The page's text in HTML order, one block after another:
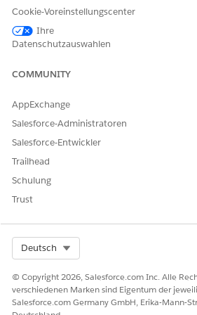
Informationen zu Finanz-Accounts in
deaktiviert ist, werden
abgerufen. Entsprechende
Sie Salesforce mit externen
MuleSoft-Integrationsanwendungen.
SIEHE AUCH:
Salesforce-Hilfe: Aktivieren von
Accounts in Echtzeit
Integration
KONNTEN SIE IHR PROBLEM
LÖSEN?
Cookie-Voreinstellungscenter
Ihre
Datenschutzauswahlen
COMMUNITY
AppExchange
Salesforce-Administratoren
Salesforce-Entwickler
Trailhead
Schulung
Trust
Deutsch
© Copyright 2026, Salesforce.com Inc. Alle
verschiedenen Marken sind Eigentum der
Salesforce.com Germany GmbH, Erika-Mann-